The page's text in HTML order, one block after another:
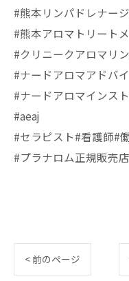
#熊本リンパドレナー
#熊本アロマトリート
#クリニークアロマリ
#ナードアロマアドバ
#ナードアロマインス
#aeaj
#セラピスト#看護師#
#プラナロム正規販売店
< 前のページ